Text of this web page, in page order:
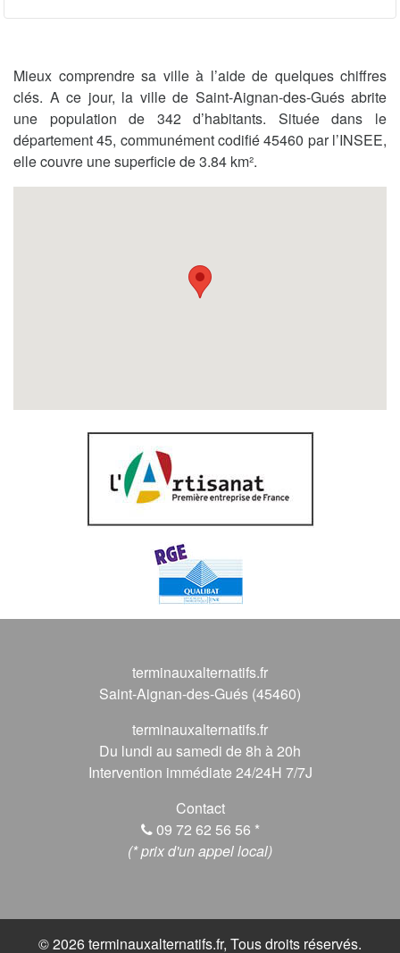
Mieux comprendre sa ville à l’aide de quelques chiffres
clés. A ce jour, la ville de Saint-Aignan-des-Gués abrite
une population de 342 d’habitants. Située dans le
département 45, communément codifié 45460 par l’INSEE,
elle couvre une superficie de 3.84 km².
terminauxalternatifs.fr
Saint-Aignan-des-Gués (45460)
terminauxalternatifs.fr
Du lundi au samedi de 8h à 20h
Intervention immédiate 24/24H 7/7J
Contact
09 72 62 56 56 *
(* prix d'un appel local)
© 2026 terminauxalternatifs.fr, Tous droits réservés.